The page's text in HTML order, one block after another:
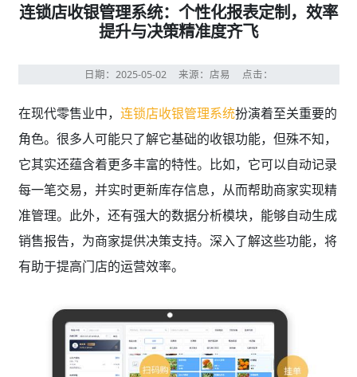
连锁店收银管理系统：个性化报表定制，效率
提升与决策精准度齐飞
日期：2025-05-02 来源：店易 点击：
在现代零售业中， 连锁店收银管理系统扮演着至关重要的
角色。很多人可能只了解它基础的收银功能，但殊不知，
它其实还蕴含着更多丰富的特性。比如，它可以自动记录
每一笔交易，并实时更新库存信息，从而帮助商家实现精
准管理。此外，还有强大的数据分析模块，能够自动生成
销售报告，为商家提供决策支持。深入了解这些功能，将
有助于提高门店的运营效率。